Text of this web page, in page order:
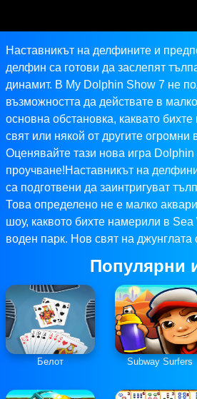
Наставникът на делфините и
делфин са готови да заслепят
динамит. В My Dolphin Show 7 не
възможността да действате в
основна обстановка, каквато
свят или някой от другите огромни
Оценявайте тази нова игра
проучване!Наставникът на
са подготвени да заинтригуват
Това определено не е малко
шоу, каквото бихте намерили в
воден парк. Нов свят на джунглата
Популярни
Белот Subway Surfers